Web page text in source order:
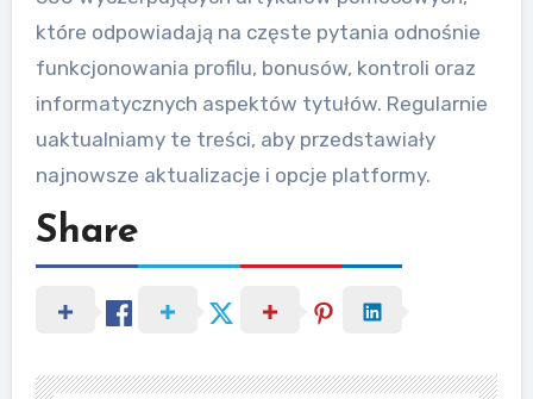
które odpowiadają na częste pytania odnośnie
funkcjonowania profilu, bonusów, kontroli oraz
informatycznych aspektów tytułów. Regularnie
uaktualniamy te treści, aby przedstawiały
najnowsze aktualizacje i opcje platformy.
Share